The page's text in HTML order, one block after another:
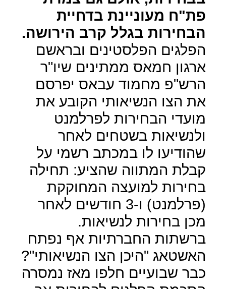
פת"ח מעוניינת בדחיית
הבחירות בגלל קרב הירושה.
הפלגים הפלסטינים ובראשם
ארגון חמאס ממתינים שיו"ר
הרש"פ מחמוד עבאס יפרסם
את הצו הנשיאותי הקובע את
מועדי הבחירות לפרלמנט
ולנשיאות בשטחים לאחר
שהודיעו לו במכתב רשמי על
קבלת המתווה שהציע: תחילה
בחירות למועצה המחוקקת
(פרלמנט) ו-3 חודשים לאחר
מכן בחירות לנשיאות.
ברשתות החברתיות אף נפתח
האשטאג "היכן הצו הנשיאותי"?
כבר שבועיים חלפו מאז נמסרה